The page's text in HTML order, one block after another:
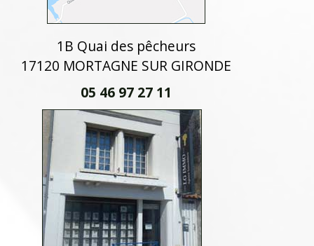
1B Quai des pêcheurs
17120 MORTAGNE SUR GIRONDE
05 46 97 27 11